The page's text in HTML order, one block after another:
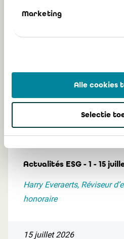
Marketing
Alle cookies
Selectie
Gerelateerd
Actualités ESG - 1 - 15
Harry Everaerts, Réviseur
honoraire
15 juillet 2026